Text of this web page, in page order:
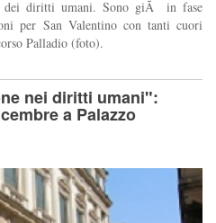
dei diritti umani. Sono giÃ in fase
per San Valentino con tanti cuori
Palladio (foto).
nei diritti umani":
a Palazzo